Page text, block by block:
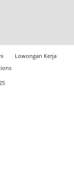
Lowongan Kerja